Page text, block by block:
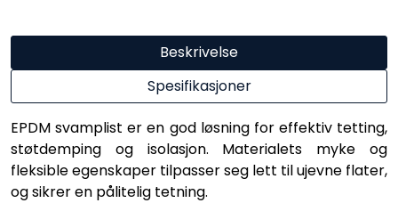
Beskrivelse
Spesifikasjoner
EPDM svamplist er en god løsning for effektiv tetting,
støtdemping og isolasjon. Materialets myke og
fleksible egenskaper tilpasser seg lett til ujevne flater,
og sikrer en pålitelig tetning.